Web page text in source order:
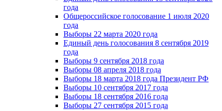
года
Общероссийское голосование 1 июля 2020
года
Выборы 22 марта 2020 года
Единый день голосования 8 сентября 2019
года
Выборы 9 сентября 2018 года
Выборы 08 апреля 2018 года
Выборы 18 марта 2018 года Президент РФ
Выборы 10 сентября 2017 года
Выборы 18 сентября 2016 года
Выборы 27 сентября 2015 года